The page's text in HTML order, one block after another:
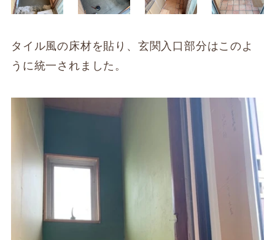
タイル風の床材を貼り、玄関入口部分はこのよ
うに統一されました。